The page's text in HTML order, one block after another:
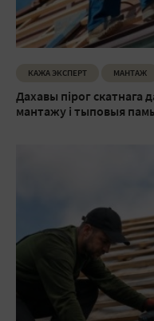
КАЖА ЭКСПЕРТ МАНТАЖ
Дахавы пірог скатнага
мантажу і тыповыя